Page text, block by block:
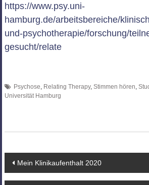
https://www.psy.uni-
hamburg.de/arbeitsbereiche/
und-psychotherapie/forschung/
gesucht/relate
Psychose, Relating Therapy, Stimmen hören,
Universität Hamburg
Beitragsnavigation
Mein Klinikaufenthalt 2020